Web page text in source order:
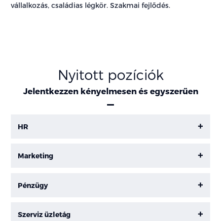
vállalkozás, családias légkör. Szakmai fejlődés.
Nyitott pozíciók
Jelentkezzen kényelmesen és egyszerűen
HR
Marketing
Pénzügy
Szerviz üzletág